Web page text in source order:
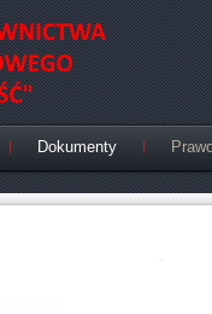
Dokumenty